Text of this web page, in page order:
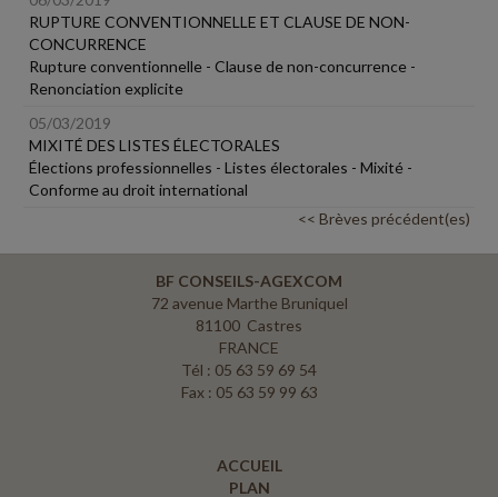
RUPTURE CONVENTIONNELLE ET CLAUSE DE NON-
CONCURRENCE
Rupture conventionnelle - Clause de non-concurrence -
Renonciation explicite
05/03/2019
MIXITÉ DES LISTES ÉLECTORALES
Élections professionnelles - Listes électorales - Mixité -
Conforme au droit international
<< Brèves précédent(es)
BF CONSEILS-AGEXCOM
72 avenue Marthe Bruniquel
81100 Castres
FRANCE
Tél : 05 63 59 69 54
Fax : 05 63 59 99 63
ACCUEIL
PLAN